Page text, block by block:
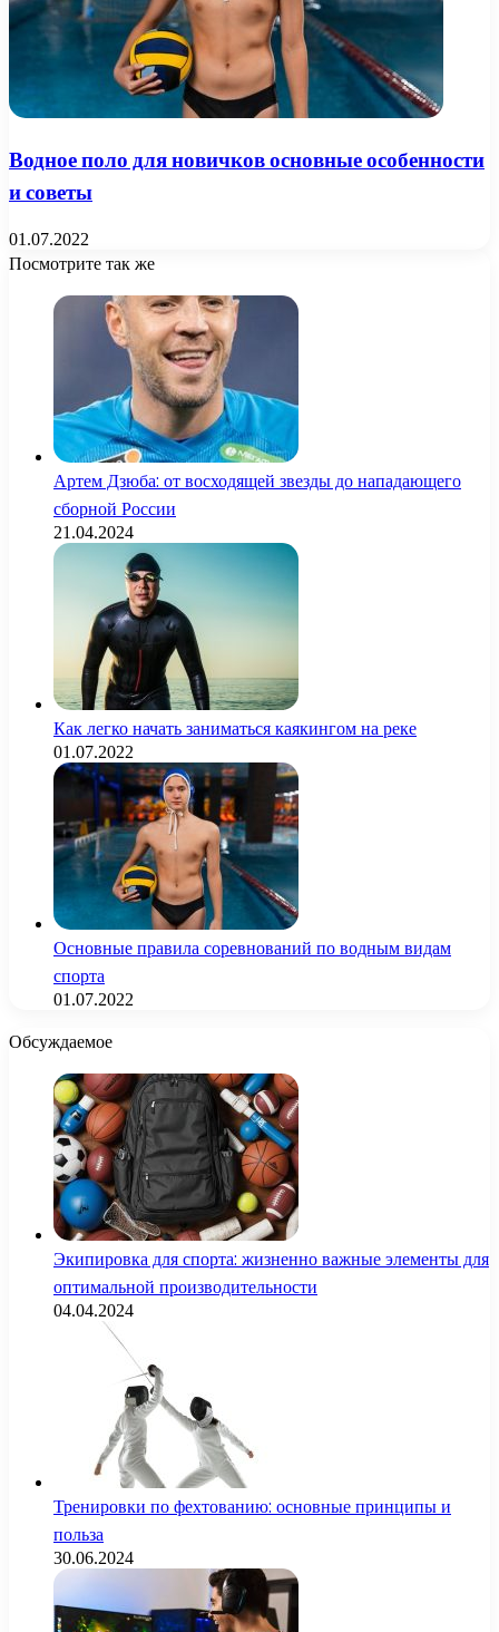
Водное поло для новичков основные особенности
и советы
01.07.2022
Посмотрите так же
Артем Дзюба: от восходящей звезды до нападающего
сборной России
21.04.2024
Как легко начать заниматься каякингом на реке
01.07.2022
Основные правила соревнований по водным видам
спорта
01.07.2022
Обсуждаемое
Экипировка для спорта: жизненно важные элементы для
оптимальной производительности
04.04.2024
Тренировки по фехтованию: основные принципы и
польза
30.06.2024